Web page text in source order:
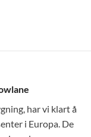
har vi klart å
i Europa. De